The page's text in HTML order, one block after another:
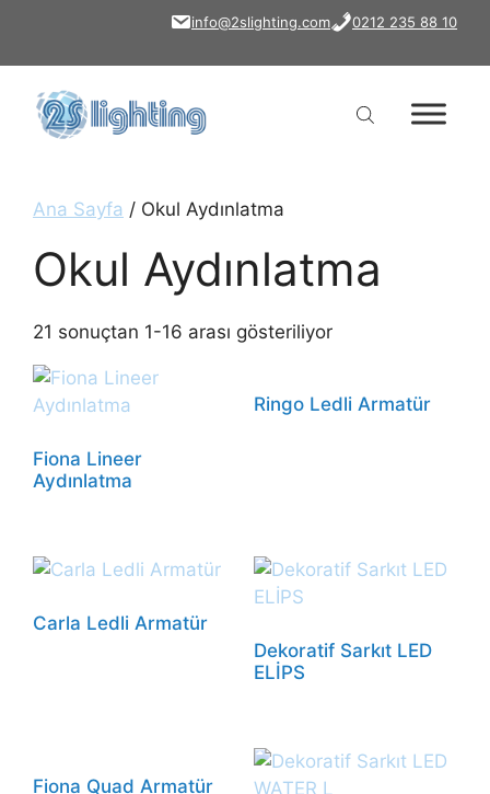
info@2slighting.com 0212 235 88 10
Ana Sayfa / Okul Aydınlatma
Okul Aydınlatma
21 sonuçtan 1-16 arası gösteriliyor
Fiona Lineer
Aydınlatma
Ringo Ledli Armatür
Carla Ledli Armatür
Dekoratif Sarkıt LED
ELİPS
Fiona Quad Armatür